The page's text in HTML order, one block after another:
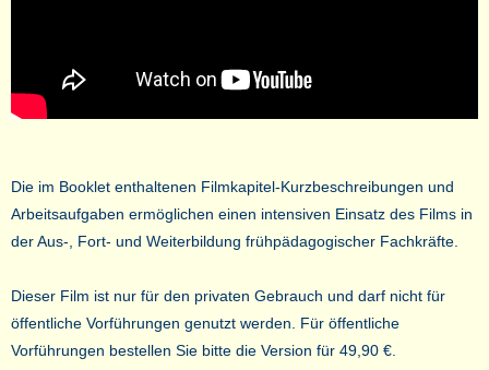
Die im Booklet enthaltenen Filmkapitel-Kurzbeschreibungen und
Arbeitsaufgaben ermöglichen einen intensiven Einsatz des Films in
der Aus-, Fort- und Weiterbildung frühpädagogischer Fachkräfte.
Dieser Film ist nur für den privaten Gebrauch und darf nicht für
öffentliche Vorführungen genutzt werden. Für öffentliche
Vorführungen bestellen Sie bitte die Version für 49,90 €.